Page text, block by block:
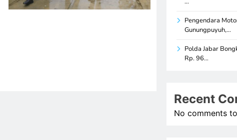
Pengendara
Gunungpuyuh,…
Polda Jabar
Rp. 96…
Recent
No comments